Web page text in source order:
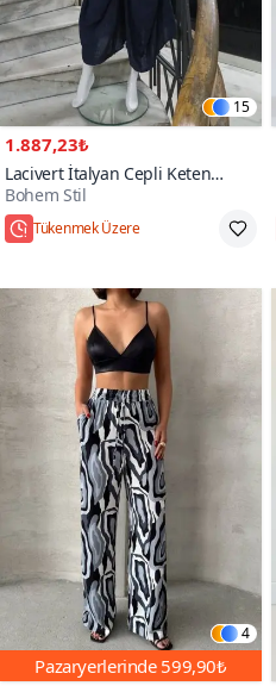
15
1.887,23₺
Lacivert İtalyan Cepli Keten
Şalvar Pantolon
Bohem Stil
Hızlı Kargo
4
Pazaryerlerinde 599,90₺